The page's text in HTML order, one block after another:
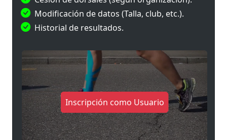
modalidadPopularestá pensada para disfrutar
de la experiencia sin presión competitiva, con
premio finisher para todos los participantes
Si buscas un desafío diferente, donde combinar
carrera y ejercicios funcionales en un ambiente
de competición y compañerismo, elDesafío
Hybrid Race San Pedro del Pinatares una cita
que no te puedes perder.¿Estás preparado para
superar el reto?
Modificación de datos (Talla, club, etc.).
Historial de resultados.
Inscripción como Usuario